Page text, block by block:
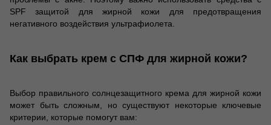
SPF защитой для жирной кожи для предотвращения
негативного воздействия ультрафиолета.
Как выбрать крем с СПФ для жирной кожи?
Выбор правильного солнцезащитного крема для жирной кожи
может быть сложным, но существуют некоторые ключевые
критерии, которые помогут вам: